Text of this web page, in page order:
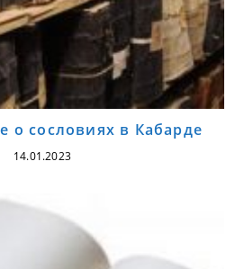
о сословиях в Кабарде
14.01.2023